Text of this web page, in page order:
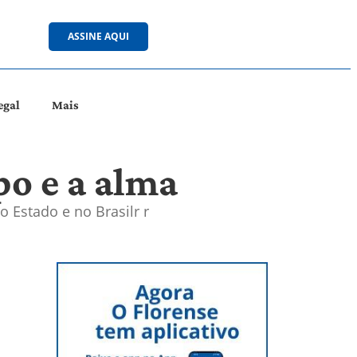
ASSINE AQUI
Mais
e a alma
Estado e no Brasilr r